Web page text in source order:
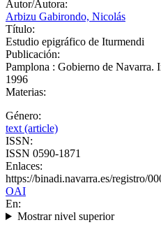
Autor/Autora:
Arbizu Gabirondo, Nicolás
Título:
Estudio epigráfico de Iturmendi
Publicación:
Pamplona : Gobierno de Navarra.
1996
Materias:
Género:
text (article)
ISSN:
ISSN 0590-1871
Enlaces:
https://binadi.navarra.es/registro/
OAI
En:
Mostrar nivel superior